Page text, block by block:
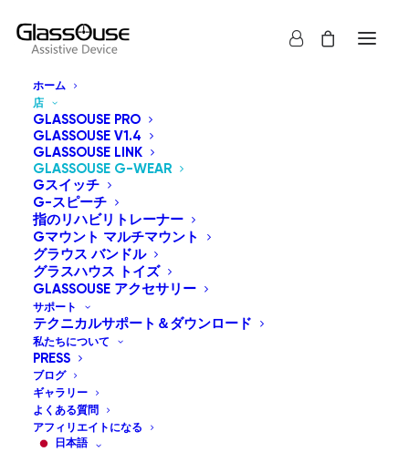
ホーム
店
GLASSOUSE PRO
GLASSOUSE V1.4
GLASSOUSE LINK
GLASSOUSE G-WEAR
Gスイッチ
G-スピーチ
指のリハビリトレーナー
Gマウント マルチマウント
グラウス バンドル
グラスハウス トイズ
GLASSOUSE アクセサリー
サポート
テクニカルサポート＆ダウンロード
私たちについて
PRESS
ブログ
ギャラリー
よくある質問
アフィリエイトになる
日本語
The GlassOuse G-Wear Series provides a variety of
accessories for customizing how you wear GlassOuse
assistive devices. Options include the G-Framewear,
G-Headband, G-Cap, G-Beanie Hat, G-Strap Small,
and G-Strap Big. Each purchase comes with a 15-day
money-back guarantee and a one-year warranty.